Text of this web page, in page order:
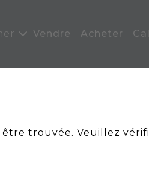
Vendre Acheter
être trouvée. Veuillez